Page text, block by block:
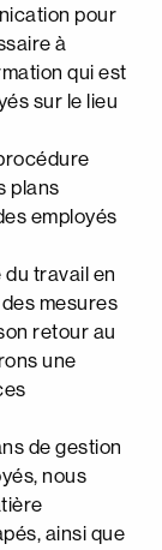
pour
à
qui est
sur le lieu
plans
employés
du travail en
mesures
retour au
une
de gestion
nous
ainsi que